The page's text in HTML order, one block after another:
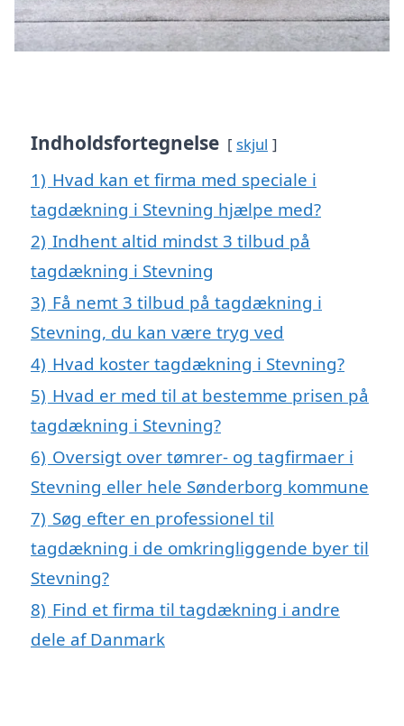
Indholdsfortegnelse skjul
1) Hvad kan et firma med speciale i
tagdækning i Stevning hjælpe med?
2) Indhent altid mindst 3 tilbud på
tagdækning i Stevning
3) Få nemt 3 tilbud på tagdækning i
Stevning, du kan være tryg ved
4) Hvad koster tagdækning i Stevning?
5) Hvad er med til at bestemme prisen på
tagdækning i Stevning?
6) Oversigt over tømrer- og tagfirmaer i
Stevning eller hele Sønderborg kommune
7) Søg efter en professionel til
tagdækning i de omkringliggende byer til
Stevning?
8) Find et firma til tagdækning i andre
dele af Danmark